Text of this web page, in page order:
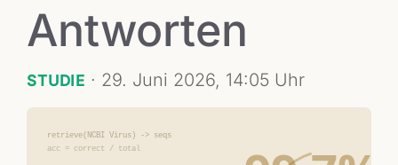
Antworten
STUDIE · 29. Juni 2026, 14:05 Uhr